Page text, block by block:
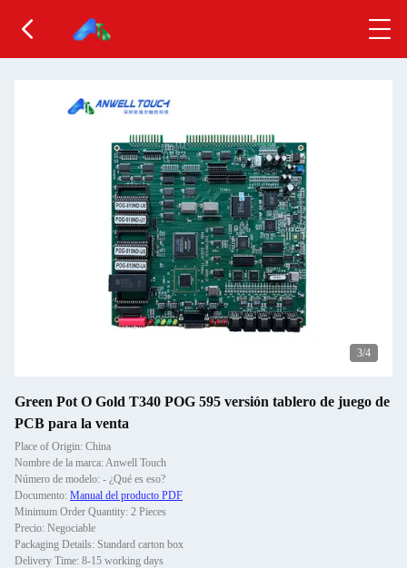
4/4
Green Pot O Gold T340 POG 595 versión tablero de juego de
PCB para la venta
Place of Origin: China
Nombre de la marca: Anwell Touch
Número de modelo: - ¿Qué es eso?
Documento: Manual del producto PDF
Minimum Order Quantity: 2 Pieces
Precio: Negociable
Packaging Details: Standard carton box
Delivery Time: 8-15 working days